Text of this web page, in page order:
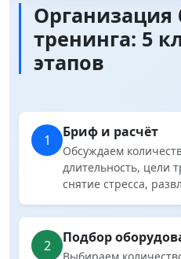
Организация
тренинга: 5
этапов
1 Бриф и расчёт
Обсуждаем
длительность, цели
снятие стресса,
2 Подбор
Выбираем